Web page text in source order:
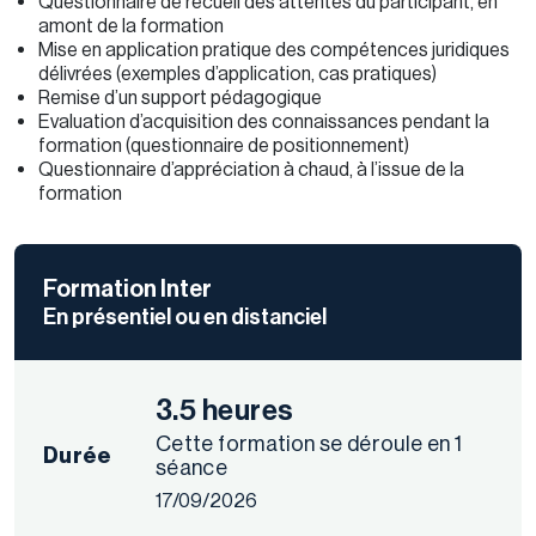
amont de la formation
Mise en application pratique des compétences juridiques
délivrées (exemples d’application, cas pratiques)
Remise d’un support pédagogique
Evaluation d’acquisition des connaissances pendant la
formation (questionnaire de positionnement)
Questionnaire d’appréciation à chaud, à l’issue de la
formation
Formation Inter
En présentiel ou en distanciel
Durée
3.5 heures
Cette formation se déroule en 1
séance
17/09/2026